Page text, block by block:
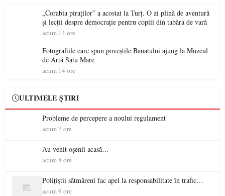
„Corabia piraților” a acostat la Turț. O zi plină de aventură
și lecții despre democrație pentru copiii din tabăra de vară
acum 14 ore
Fotografiile care spun poveștile Banatului ajung la Muzeul
de Artă Satu Mare
acum 14 ore
ULTIMELE ȘTIRI
Probleme de percepere a noului regulament
acum 7 ore
Au venit oșenii acasă…
acum 8 ore
Polițiștii sătmăreni fac apel la responsabilitate în trafic…
acum 9 ore